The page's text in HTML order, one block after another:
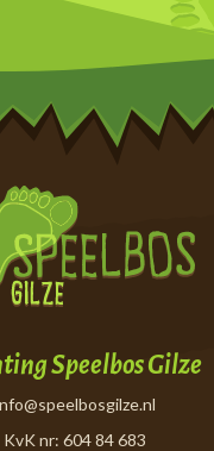
Speelbos Gilze
KvK nr: 604 84 683